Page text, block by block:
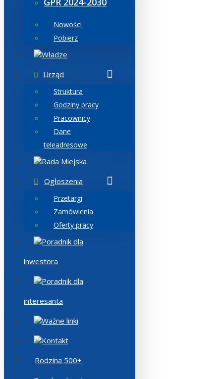
Nowości
Pobierz
Władze
Urząd
Struktura
Godziny pracy
Pracownicy
Dane
teleadresowe
Rada Miejska
Ogłoszenia
Przetargi
Zamówienia
Oferty pracy
Poradnik dla
inwestora
Poradnik dla
interesanta
Ważne linki
Kontakt
Rodzina 500+